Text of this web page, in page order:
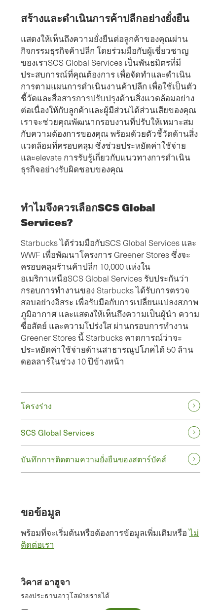
สร้างและดําเนินการค้าปลีกอย่างยั่งยืน
แสดงให้เห็นถึงความยั่งยืนต่อลูกค้าของคุณผ่าน
กิจกรรมธุรกิจค้าปลีก โดยร่วมมือกับผู้เชี่ยวชาญ
ของเราSCS Global Services เป็นพันธมิตรที่มี
ประสบการณ์ที่คุณต้องการ เพื่อจัดทำและดำเนิน
การตามแผนการดำเนินงานค้าปลีก เพื่อใช้เป็นตัว
ชี้วัดและสื่อสารการปรับปรุงด้านสิ่งแวดล้อมอย่าง
ต่อเนื่องให้กับลูกค้าและผู้มีส่วนได้ส่วนเสียของคุณ
เราจะช่วยคุณพัฒนากรอบงานที่ปรับให้เหมาะสม
กับความต้องการของคุณ พร้อมด้วยตัวชี้วัดด้านสิ่ง
แวดล้อมที่ครอบคลุม ซึ่งช่วยประหยัดค่าใช้จ่าย
และelevate การรับรู้เกี่ยวกับแนวทางการดำเนิน
ธุรกิจอย่างรับผิดชอบของคุณ
ทำไมจึงควรเลือกSCS Global
Services?
Starbucks ได้ร่วมมือกับSCS Global Services และ
WWF เพื่อพัฒนาโครงการ Greener Stores ซึ่งจะ
ครอบคลุมร้านค้าปลีก 10,000 แห่งใน
อเมริกาเหนือSCS Global Services รับประกันว่า
กรอบการทำงานของ Starbucks ได้รับการตรวจ
สอบอย่างอิสระ เพื่อรับมือกับการเปลี่ยนแปลงสภาพ
ภูมิอากาศ และแสดงให้เห็นถึงความเป็นผู้นำ ความ
ซื่อสัตย์ และความโปร่งใส ผ่านกรอบการทำงาน
Greener Stores นี้ Starbucks คาดการณ์ว่าจะ
ประหยัดค่าใช้จ่ายด้านสาธารณูปโภคได้ 50 ล้าน
ดอลลาร์ในช่วง 10 ปีข้างหน้า
โครงร่าง
SCS Global Services
บันทึกการติดตามความยั่งยืนของสตาร์บัคส์
ขอข้อมูล
พร้อมที่จะเริ่มต้นหรือต้องการข้อมูลเพิ่มเติมหรือไม่
ติดต่อเรา
วิคาส อาฮูจา
รองประธานอาวุโสฝ่ายรายได้